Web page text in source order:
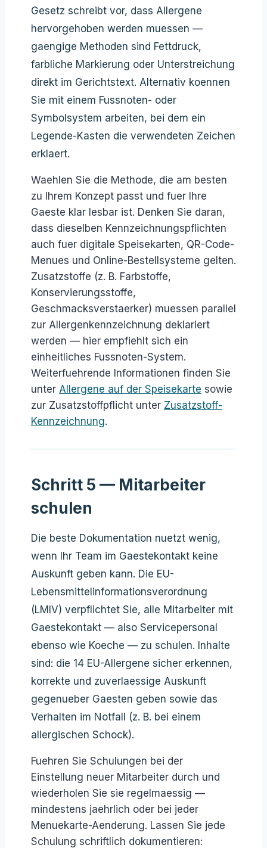
Gesetz schreibt vor, dass Allergene
hervorgehoben werden muessen —
gaengige Methoden sind Fettdruck,
farbliche Markierung oder Unterstreichung
direkt im Gerichtstext. Alternativ koennen
Sie mit einem Fussnoten- oder
Symbolsystem arbeiten, bei dem ein
Legende-Kasten die verwendeten Zeichen
erklaert.
Waehlen Sie die Methode, die am besten
zu Ihrem Konzept passt und fuer Ihre
Gaeste klar lesbar ist. Denken Sie daran,
dass dieselben Kennzeichnungspflichten
auch fuer digitale Speisekarten, QR-Code-
Menues und Online-Bestellsysteme gelten.
Zusatzstoffe (z. B. Farbstoffe,
Konservierungsstoffe,
Geschmacksverstaerker) muessen parallel
zur Allergenkennzeichnung deklariert
werden — hier empfiehlt sich ein
einheitliches Fussnoten-System.
Weiterfuehrende Informationen finden Sie
unter Allergene auf der Speisekarte sowie
zur Zusatzstoffpflicht unter Zusatzstoff-
Kennzeichnung.
Schritt 5 — Mitarbeiter
schulen
Die beste Dokumentation nuetzt wenig,
wenn Ihr Team im Gaestekontakt keine
Auskunft geben kann. Die EU-
Lebensmittelinformationsverordnung
(LMIV) verpflichtet Sie, alle Mitarbeiter mit
Gaestekontakt — also Servicepersonal
ebenso wie Koeche — zu schulen. Inhalte
sind: die 14 EU-Allergene sicher erkennen,
korrekte und zuverlaessige Auskunft
gegenueber Gaesten geben sowie das
Verhalten im Notfall (z. B. bei einem
allergischen Schock).
Fuehren Sie Schulungen bei der
Einstellung neuer Mitarbeiter durch und
wiederholen Sie sie regelmaessig —
mindestens jaehrlich oder bei jeder
Menuekarte-Aenderung. Lassen Sie jede
Schulung schriftlich dokumentieren: